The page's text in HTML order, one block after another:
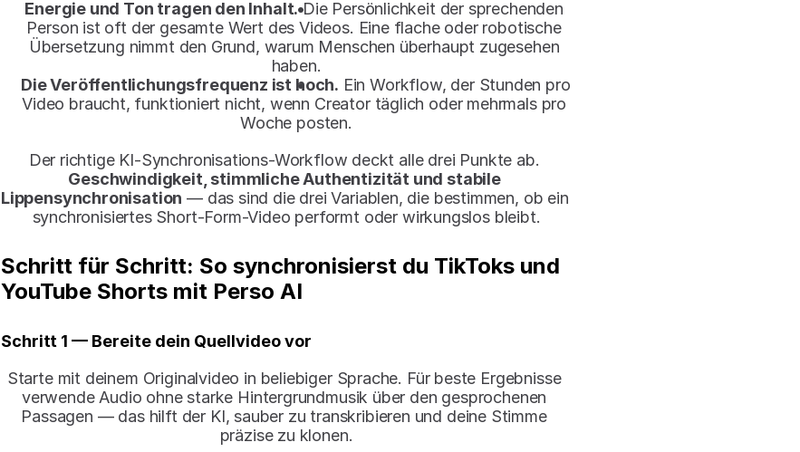
Energie und Ton tragen den Inhalt. Die Persönlichkeit der sprechenden
Person ist oft der gesamte Wert des Videos. Eine flache oder robotische
Übersetzung nimmt den Grund, warum Menschen überhaupt zugesehen
haben.
Die Veröffentlichungsfrequenz ist hoch. Ein Workflow, der Stunden pro
Video braucht, funktioniert nicht, wenn Creator täglich oder mehrmals pro
Woche posten.
Geschwindigkeit, stimmliche Authentizität und stabile
Lippensynchronisation — das sind die drei Variablen, die bestimmen, ob ein
synchronisiertes Short-Form-Video performt oder wirkungslos bleibt.
Schritt für Schritt: So synchronisierst du TikToks und
YouTube Shorts mit Perso AI
Schritt 1 — Bereite dein Quellvideo vor
Starte mit deinem Originalvideo in beliebiger Sprache. Für beste Ergebnisse
verwende Audio ohne starke Hintergrundmusik über den gesprochenen
Passagen — das hilft der KI, sauber zu transkribieren und deine Stimme
präzise zu klonen.